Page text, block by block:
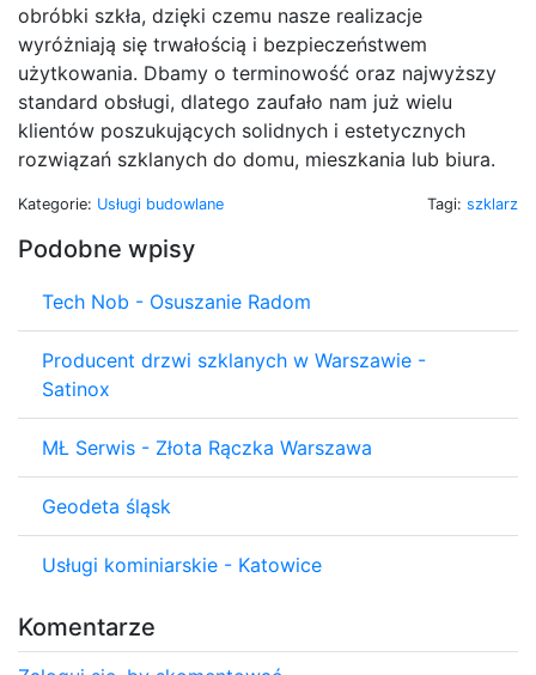
obróbki szkła, dzięki czemu nasze realizacje
wyróżniają się trwałością i bezpieczeństwem
użytkowania. Dbamy o terminowość oraz najwyższy
standard obsługi, dlatego zaufało nam już wielu
klientów poszukujących solidnych i estetycznych
rozwiązań szklanych do domu, mieszkania lub biura.
Kategorie: Usługi budowlane Tagi: szklarz
Podobne wpisy
Tech Nob - Osuszanie Radom
Producent drzwi szklanych w Warszawie -
Satinox
MŁ Serwis - Złota Rączka Warszawa
Geodeta śląsk
Usługi kominiarskie - Katowice
Komentarze